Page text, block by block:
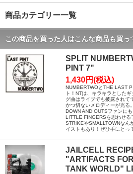
商品カテゴリー一覧
この商品を買った人はこんな商品も買っ
SPLIT
PINT 7"
1,430円(税込)
NUMBERTWOとTHE LAST
ト！NTは、キラキラとした
グ曲はライブでも披露されて
かつ切ないメロディーが光る
DOWN AND OUTSファンに
LITTLE FINGERSを思わせる
STRIKEやSMALLTOWNなん
イストもあり！ぜひ手にとっ
JAILCELL
"ARTIFACTS
TANK WORLD"